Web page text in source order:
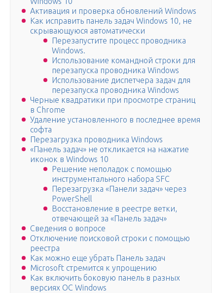
Активация и проверка обновлений Windows
Как исправить панель задач Windows 10, не
скрывающуюся автоматически
Перезапустите процесс проводника
Windows.
Использование командной строки для
перезапуска проводника Windows
Использование диспетчера задач для
перезапуска проводника Windows
Черные квадратики при просмотре страниц
в Chrome
Удаление установленного в последнее время
софта
Перезагрузка проводника Windows
«Панель задач» не откликается на нажатие
иконок в Windows 10
Решение неполадок с помощью
инструментального набора SFC
Перезагрузка «Панели задач» через
PowerShell
Восстановление в реестре ветки,
отвечающей за «Панель задач»
Сведения о вопросе
Отключение поисковой строки с помощью
реестра
Как можно еще убрать Панель задач
Microsoft стремится к упрощению
Как включить боковую панель в разных
версиях ОС Windows